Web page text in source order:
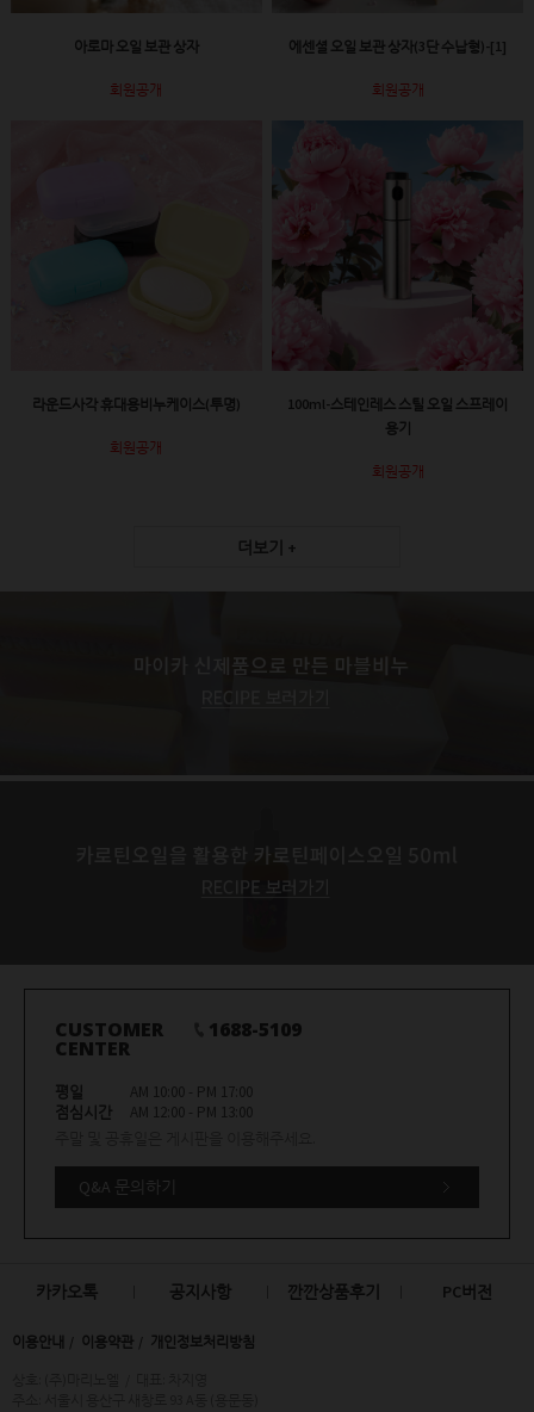
아로마 오일 보관 상자
회원공개
에센셜 오일 보관 상자(3단 수납형)-[1]
회원공개
라운드사각 휴대용비누케이스(투명)
회원공개
100ml-스테인레스 스틸 오일 스프레이
용기
회원공개
더보기 +
CUSTOMER
CENTER
1688-5109
평일
AM 10:00 - PM 17:00
점심시간
AM 12:00 - PM 13:00
Q&A 문의하기
카카오톡 공지사항 깐깐상품후기 PC버전
이용안내 이용약관 개인정보처리방침